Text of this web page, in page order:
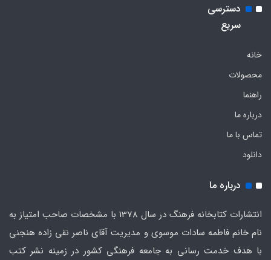
دسترسی
سریع
خانه
محصولات
راهنما
درباره ما
تماس با ما
دانلود
درباره ما
انتشارات کتابخانه فرهنگ در سال 1378 با مشخصات صاحب امتیاز به
نام خانم فاطمه سادات موسوی و مدیریت آقای ناصر نقی زاده هنجنی
با هدف خدمت رسانی به جامعه فرهنگی کشور در زمینه نشر کتب